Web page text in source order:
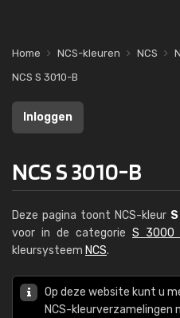
Home NCS-kleuren NCS
NCS S 3010-B
Inloggen
NCS S 3010-B
Deze pagina toont NCS-kleur
voor in de categorie S 3000
kleursysteem NCS.
Op deze website kunt u
NCS-kleurverzamelingen